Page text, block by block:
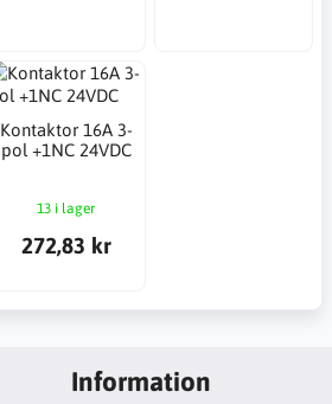
Kontaktor 16A 3-
pol +1NC 24VDC
13 i lager
272,83 kr
Information